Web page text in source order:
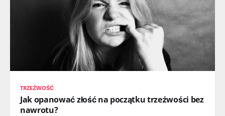
TRZEŹWOŚĆ
Jak opanować złość na początku trzeźwości bez
nawrotu?